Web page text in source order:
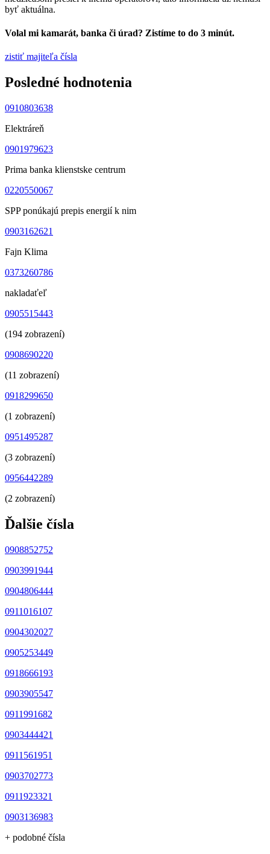
byť aktuálna.
Volal mi kamarát, banka či úrad? Zistíme to do 3 minút.
zistiť majiteľa čísla
Posledné hodnotenia
0910803638
Elektráreň
0901979623
Prima banka klienstske centrum
0220550067
SPP ponúkajú prepis energií k nim
0903162621
Fajn Klima
0373260786
nakladaťeľ
0905515443
(194 zobrazení)
0908690220
(11 zobrazení)
0918299650
(1 zobrazení)
0951495287
(3 zobrazení)
0956442289
(2 zobrazení)
Ďalšie čísla
0908852752
0903991944
0904806444
0911016107
0904302027
0905253449
0918666193
0903905547
0911991682
0903444421
0911561951
0903702773
0911923321
0903136983
+ podobné čísla